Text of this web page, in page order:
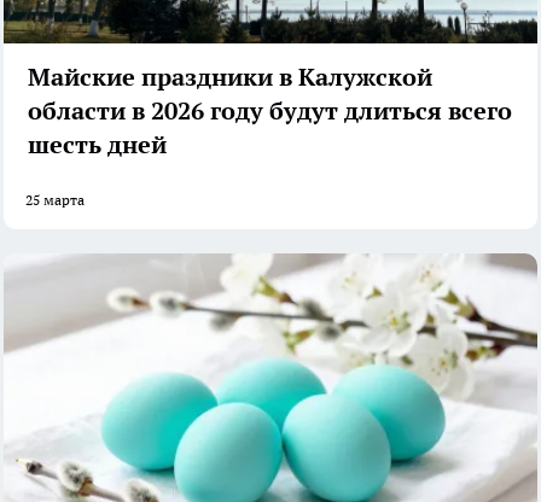
Майские праздники в Калужской
области в 2026 году будут длиться всего
шесть дней
25 марта